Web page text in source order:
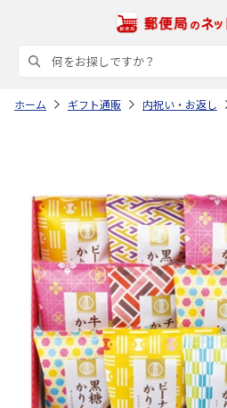
ホーム ギフト通販 内祝い・お返し